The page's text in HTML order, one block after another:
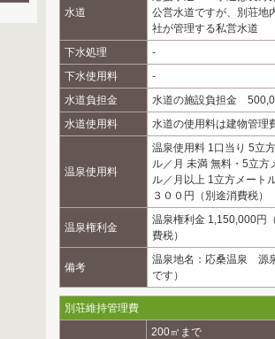
水道
公営水道ですが、別荘地
社が管理する私営水道
下水処理
-
下水使用料
-
水道負担金
水道の施設負担金
水道使用料
水道の使用料は建物管理
温泉使用料
温泉使用料 1口当り 5立
ル／月 未満 無料・5立方
ル／月以上 1立方メート
３００円（別途消費税）
温泉権利金
温泉権利金 1,150,000円
費税）
備考
温泉地名：応桑温泉 源
です）
別荘維持管理費
200㎡まで